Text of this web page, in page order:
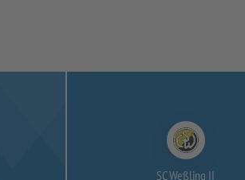
SC Weßling II